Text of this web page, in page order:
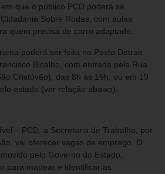
que o público PCD poderá se
Sobre Rodas, com aulas
quem precisa de carro adaptado.
poderá ser feita no Posto Detran
Bicalho, com entrada pela Rua
Cristóvão), das 8h às 16h, ou em 19
estado (ver relação abaixo).
– PCD, a Secretaria de Trabalho, por
vai oferecer vagas de emprego. O
pelo Governo do Estado,
para mapear e identificar as